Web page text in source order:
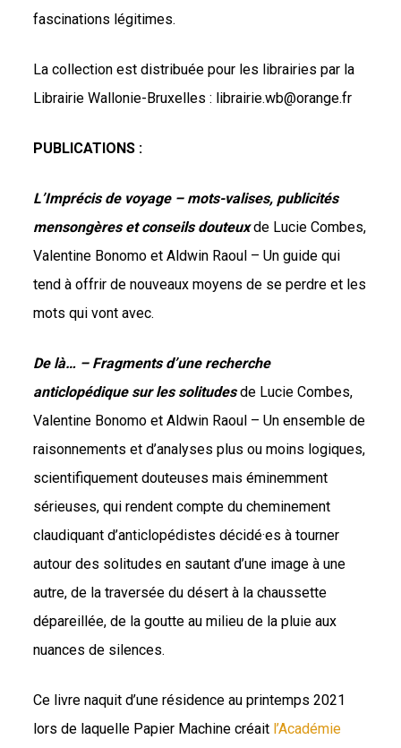
fascinations légitimes.
La collection est distribuée pour les librairies par la
Librairie Wallonie-Bruxelles : librairie.wb@orange.fr
PUBLICATIONS :
L’Imprécis de voyage – mots-valises, publicités
mensongères et conseils douteuxde Lucie Combes,
Valentine Bonomo et Aldwin Raoul – Un guide qui
tend à offrir de nouveaux moyens de se perdre et les
mots qui vont avec.
De là… – Fragments d’une recherche
anticlopédique sur les solitudesde Lucie Combes,
Valentine Bonomo et Aldwin Raoul – Un ensemble de
raisonnements et d’analyses plus ou moins logiques,
scientifiquement douteuses mais éminemment
sérieuses, qui rendent compte du cheminement
claudiquant d’anticlopédistes décidé·es à tourner
autour des solitudes en sautant d’une image à une
autre, de la traversée du désert à la chaussette
dépareillée, de la goutte au milieu de la pluie aux
nuances de silences.
Ce livre naquit d’une résidence au printemps 2021
lors de laquelle Papier Machine créait l’Académie